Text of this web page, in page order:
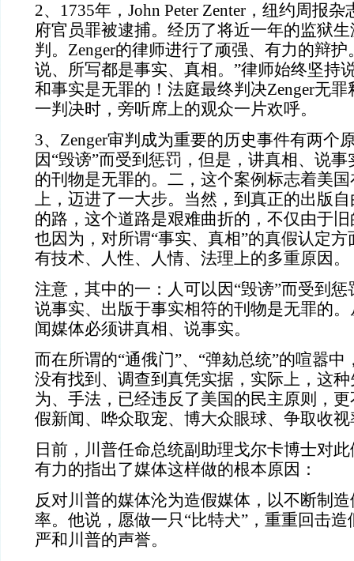
2、1735年，John Peter Zenter，纽约周报
府官员罪被逮捕。经历了将近一年的监狱
判。Zenger的律师进行了顽强、有力的辩护
说、所写都是事实、真相。”律师始终坚持
和事实是无罪的！法庭最终判决Zenger无
一判决时，旁听席上的观众一片欢呼。
3、Zenger审判成为重要的历史事件有两个
因“毁谤”而受到惩罚，但是，讲真相、说
的刊物是无罪的。二，这个案例标志着美
上，迈进了一大步。当然，到真正的出版
的路，这个道路是艰难曲折的，不仅由于
也因为，对所谓“事实、真相”的真假认定
有技术、人性、人情、法理上的多重原因。
注意，其中的一： 人可以因“毁谤”而受到 惩
说事实、出版于事实相符的刊物是无罪的
闻媒体必须讲真相、说事实。
而在所谓的“通俄门”、“弹劾总统”的喧嚣
没有找到、调查到真凭实据，实际上，这
为、手法，已经违反了美国的民主原则，
假新闻、哗众取宠、博大众眼球、争取
日前，川普任命总统副助理戈尔卡博士对
有力的指出了媒体这样做的根本原因：
反对川普的媒体沦为造假媒体，以不断制
率。他说，愿做一只“比特犬”，重重回击
严和川普的声誉。